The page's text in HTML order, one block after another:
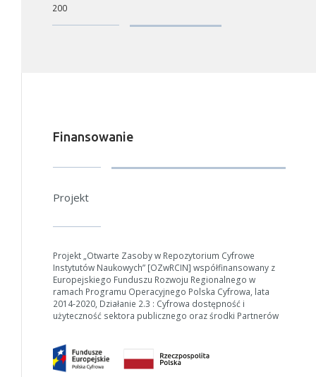
200
Finansowanie
Projekt
Projekt „Otwarte Zasoby w Repozytorium Cyfrowe
Instytutów Naukowych” [OZwRCIN] współfinansowany z
Europejskiego Funduszu Rozwoju Regionalnego w
ramach Programu Operacyjnego Polska Cyfrowa, lata
2014-2020, Działanie 2.3 : Cyfrowa dostępność i
użyteczność sektora publicznego oraz środki Partnerów